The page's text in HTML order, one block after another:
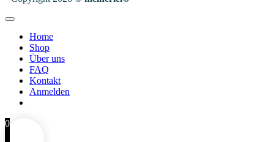
Home
Shop
Über uns
FAQ
Kontakt
Anmelden
0